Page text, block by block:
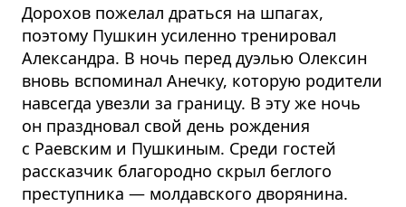
Дорохов пожелал драться на шпагах,
поэтому Пушкин усиленно тренировал
Александра. В ночь перед дуэлью Олексин
вновь вспоминал Анечку, которую родители
навсегда увезли за границу. В эту же ночь
он праздновал свой день рождения
с Раевским и Пушкиным. Среди гостей
рассказчик благородно скрыл беглого
преступника — молдавского дворянина.